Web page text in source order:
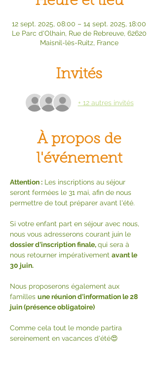
12 sept. 2025, 08:00 – 14 sept. 2025, 18:00
Le Parc d'Olhain, Rue de Rebreuve, 62620
Maisnil-lès-Ruitz, France
Invités
+ 12 autres invités
À propos de
l'événement
Attention : Les inscriptions au séjour
seront fermées le 31 mai, afin de nous
permettre de tout préparer avant l'été.
Si votre enfant part en séjour avec nous,
nous vous adresserons courant juin le
dossier d'inscription finale, qui sera à
nous retourner impérativement avant le
30 juin.
Nous proposerons également aux
familles une réunion d'information le 28
juin (présence obligatoire)
Comme cela tout le monde partira
sereinement en vacances d'été😍